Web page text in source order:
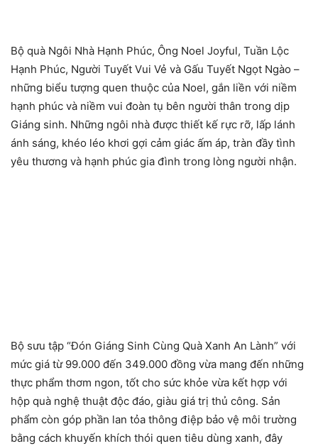
Bộ quà Ngôi Nhà Hạnh Phúc, Ông Noel Joyful, Tuần Lộc
Hạnh Phúc, Người Tuyết Vui Vẻ và Gấu Tuyết Ngọt Ngào –
những biểu tượng quen thuộc của Noel, gắn liền với niềm
hạnh phúc và niềm vui đoàn tụ bên người thân trong dịp
Giáng sinh. Những ngôi nhà được thiết kế rực rỡ, lấp lánh
ánh sáng, khéo léo khơi gợi cảm giác ấm áp, tràn đầy tình
yêu thương và hạnh phúc gia đình trong lòng người nhận.
Bộ sưu tập “Đón Giáng Sinh Cùng Quà Xanh An Lành” với
mức giá từ 99.000 đến 349.000 đồng vừa mang đến những
thực phẩm thơm ngon, tốt cho sức khỏe vừa kết hợp với
hộp quà nghệ thuật độc đáo, giàu giá trị thủ công. Sản
phẩm còn góp phần lan tỏa thông điệp bảo vệ môi trường
bằng cách khuyến khích thói quen tiêu dùng xanh, đây